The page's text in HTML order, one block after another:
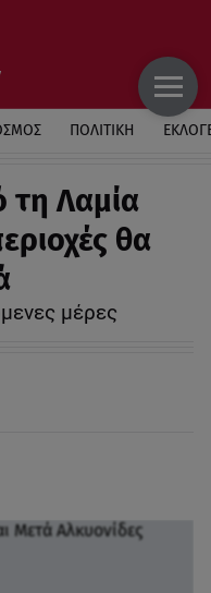
ΠΟΛΙΤΙΚΗ
τη Λαμία
θα
μέρες